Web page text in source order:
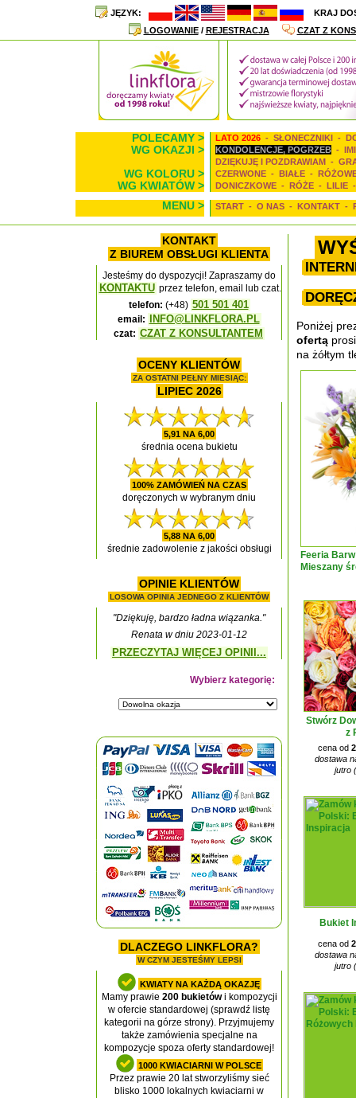
JĘZYK:
KRAJ
LOGOWANIE/ REJESTRACJA CZAT Z
POLECAMY >
WG OKAZJI >
WG KOLORU >
WG KWIATÓW >
LATO 2026 - SŁONECZNIKI -
KONDOLENCJE, POGRZEB -
DZIĘKUJĘ I POZDRAWIAM -
CZERWONE - BIAŁE -
DONICZKOWE - RÓŻE - LILIE
MENU > START - O NAS - KONTAKT -
KONTAKT
Z BIUREM OBSŁUGI KLIENTA
Jesteśmy do dyspozycji! Zapraszamy do
KONTAKTU przez telefon, email lub czat.
telefon: (+48) 501 501 401
email: INFO@LINKFLORA.PL
czat: CZAT Z KONSULTANTEM
OCENY KLIENTÓW
ZA OSTATNI PEŁNY MIESIĄC:
LIPIEC 2026
5,91 NA 6,00
średnia ocena bukietu
100% ZAMÓWIEŃ NA CZAS
doręczonych w wybranym dniu
5,88 NA 6,00
średnie zadowolenie z jakości obsługi
OPINIE KLIENTÓW
LOSOWA OPINIA JEDNEGO Z KLIENTÓW
"Dziękuję, bardzo ładna wiązanka."
Renata w dniu 2023-01-12
PRZECZYTAJ WIĘCEJ OPINII...
Wybierz kategorię:
DLACZEGO LINKFLORA?
W CZYM JESTEŚMY LEPSI
KWIATY NA KAŻDĄ OKAZJĘ
Mamy prawie 200 bukietówi kompozycji
w ofercie standardowej (sprawdź listę
kategorii na górze strony). Przyjmujemy
także zamówienia specjalne na
kompozycje spoza oferty standardowej!
1000 KWIACIARNI W POLSCE
Przez prawie 20 lat stworzyliśmy sieć
blisko 1000 lokalnych kwiaciarni w
Poniżej
ofertą
na żółtym
Feeria
Mieszany
Stwórz
z
cena od
dostawa
jutro
Bukiet
cena od
dostawa
jutro